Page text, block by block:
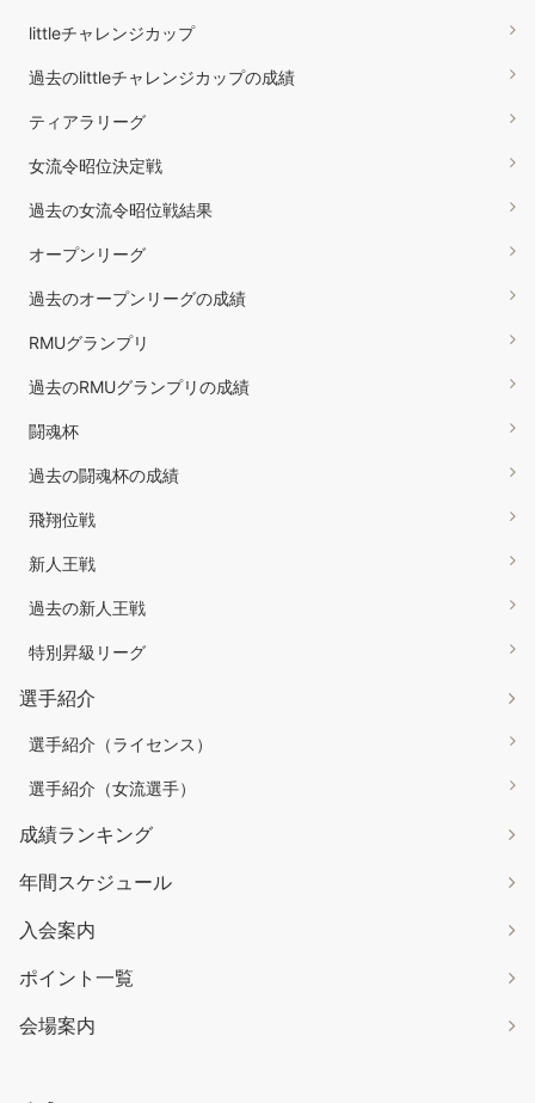
littleチャレンジカップ
過去のlittleチャレンジカップの成績
ティアラリーグ
女流令昭位決定戦
過去の女流令昭位戦結果
オープンリーグ
過去のオープンリーグの成績
RMUグランプリ
過去のRMUグランプリの成績
闘魂杯
過去の闘魂杯の成績
飛翔位戦
新人王戦
過去の新人王戦
特別昇級リーグ
選手紹介
選手紹介（ライセンス）
選手紹介（女流選手）
成績ランキング
年間スケジュール
入会案内
ポイント一覧
会場案内